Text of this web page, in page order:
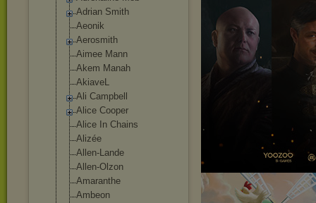
Adrian Smith
Aeonik
Aerosmith
Aimee Mann
Akem Manah
AkiaveL
Ali Campbell
Alice Cooper
Alice In Chains
Alizée
Allen-Lande
Allen-Olzon
Amaranthe
Ambeon